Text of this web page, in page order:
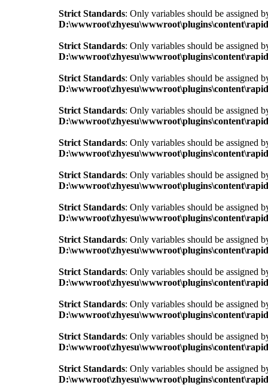
Strict Standards: Only variables should be assigned
Strict Standards: Only variables should be assigned
Strict Standards: Only variables should be assigned
Strict Standards: Only variables should be assigned
Strict Standards: Only variables should be assigned
Strict Standards: Only variables should be assigned
Strict Standards: Only variables should be assigned
Strict Standards: Only variables should be assigned
Strict Standards: Only variables should be assigned
Strict Standards: Only variables should be assigned
Strict Standards: Only variables should be assigned
Strict Standards: Only variables should be assigned